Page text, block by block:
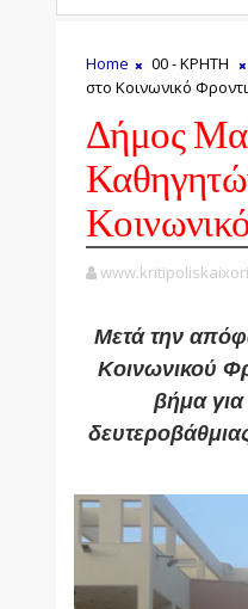
Home 00 - ΚΡΗΤΗ
στο Κοινωνικό
Δήμος
Μετά την
Κοινωνικού
βήμα για